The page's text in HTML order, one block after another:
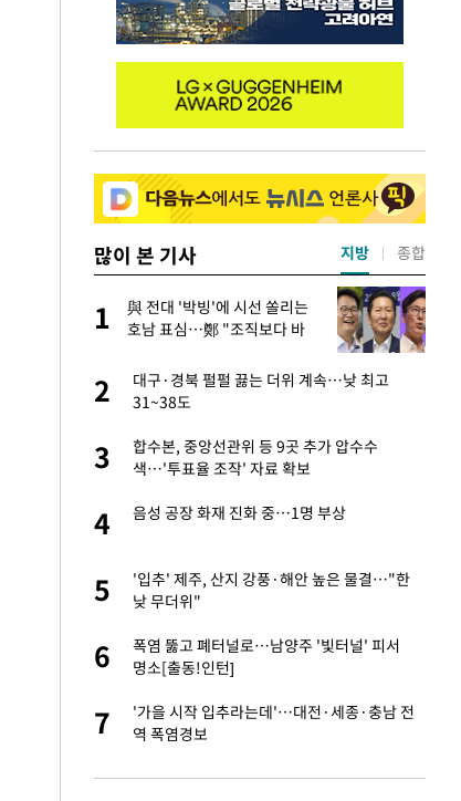
많이 본 기사
연락 끊어"
선 환
1
與 전대 '박빙'에 시선 쏠리는
호남 표심…鄭 "조직보다 바
2
대구·경북 펄펄 끓는 더위 계속…낮 최고
31~38도
3
합수본, 중앙선관위 등 9곳 추가 압수수
색…'투표율 조작' 자료 확보
4 음성 공장 화재 진화 중…1명 부상
5
'입추' 제주, 산지 강풍·해안 높은 물결…"한
낮 무더위"
6
폭염 뚫고 폐터널로…남양주 '빛터널' 피서
명소[출동!인턴]
7
'가을 시작 입추라는데'…대전·세종·충남 전
역 폭염경보
지방 종합